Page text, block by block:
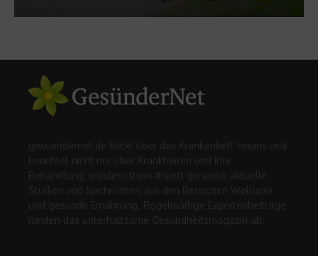
gesuendernet.de blickt über das Krankenbett hinaus und
berichtet nicht nur über Krankheiten und ihre
Behandlung, sondern thematisiert genauso aktuelle
Studien und Nachrichten aus den Bereichen Wellness
und gesunde Ernährung. Regelmäßige Expertenbeiträge
runden das unterhaltsame Gesundheitsmagazin ab.